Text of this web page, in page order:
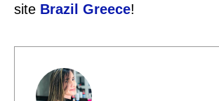
site Brazil Greece!